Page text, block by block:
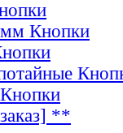
Кнопки
**